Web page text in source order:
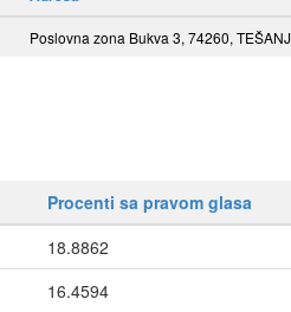
Poslovna zona Bukva 3, 74260, TEŠANJ
Procenti sa pravom glasa
18.8862
16.4594